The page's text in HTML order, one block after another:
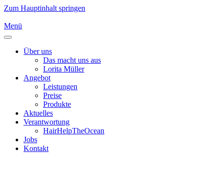
Zum Hauptinhalt springen
Menü
Über uns
Das macht uns aus
Lorita Müller
Angebot
Leistungen
Preise
Produkte
Aktuelles
Verantwortung
HairHelpTheOcean
Jobs
Kontakt